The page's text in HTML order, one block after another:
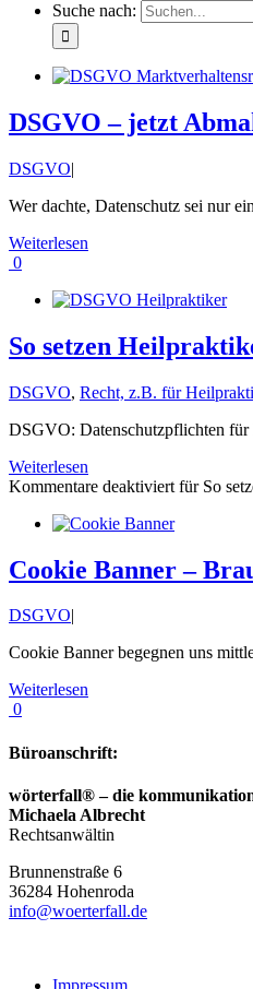
Suche nach:
DSGVO – jetzt
DSGVO|
Wer dachte, Datenschutz sei nur
Weiterlesen
0
So setzen
DSGVO, Recht, z.B. für
DSGVO: Datenschutzpflichten für
Weiterlesen
Kommentare deaktiviert für So
Cookie Banner –
DSGVO|
Cookie Banner begegnen uns
Weiterlesen
0
Büroanschrift:
wörterfall® – die
Michaela Albrecht
Rechtsanwältin
Brunnenstraße 6
36284 Hohenroda
info@woerterfall.de
Impressum